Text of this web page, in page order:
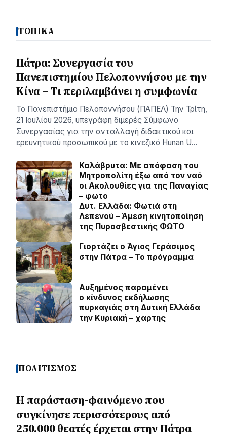
ΤΟΠΙΚΑ
Πάτρα: Συνεργασία του
Πανεπιστημίου Πελοποννήσου με την
Κίνα – Τι περιλαμβάνει η συμφωνία
Το Πανεπιστήμιο Πελοποννήσου (ΠΑΠΕΛ) Την Τρίτη,
21 Ιουλίου 2026, υπεγράφη διμερές Σύμφωνο
Συνεργασίας για την ανταλλαγή διδακτικού και
ερευνητικού προσωπικού με το κινεζικό Hunan U…
Καλάβρυτα: Με απόφαση του
Μητροπολίτη έξω από τον ναό
οι Ακολουθίες για της Παναγίας
– φωτο
Δυτ. Ελλάδα: Φωτιά στη
Λεπενού – Άμεση κινητοποίηση
της Πυροσβεστικής ΦΩΤΟ
Γιορτάζει ο Άγιος Γεράσιμος
στην Πάτρα – Το πρόγραμμα
Αυξημένος παραμένει
ο κίνδυνος εκδήλωσης
πυρκαγιάς στη Δυτική Ελλάδα
την Κυριακή – χαρτης
ΠΟΛΙΤΙΣΜΟΣ
Η παράσταση-φαινόμενο που
συγκίνησε περισσότερους από
250.000 θεατές έρχεται στην Πάτρα